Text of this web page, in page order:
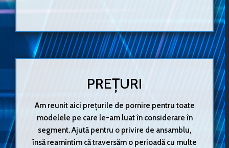
PREȚURI
Am reunit aici prețurile de pornire pentru toate
modelele pe care le-am luat în considerare în
segment. Ajută pentru o privire de ansamblu,
însă reamintim că traversăm o perioadă cu multe